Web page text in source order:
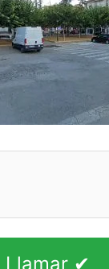
Llamar ✔